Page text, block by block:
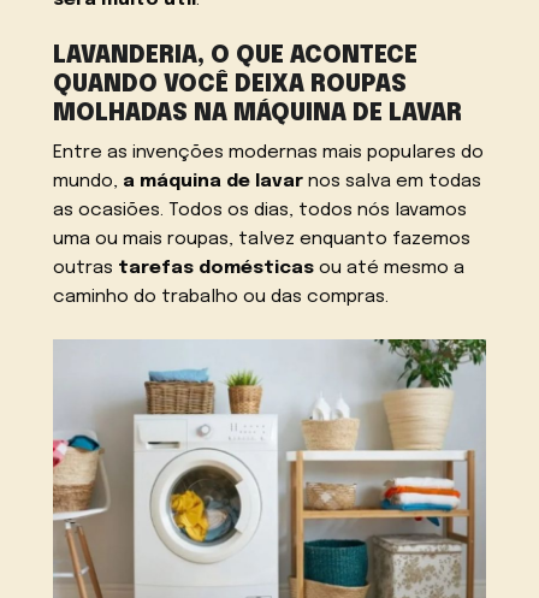
LAVANDERIA, O QUE ACONTECE
QUANDO VOCÊ DEIXA ROUPAS
MOLHADAS NA MÁQUINA DE LAVAR
Entre as invenções modernas mais populares do
mundo, a máquina de lavar nos salva em todas
as ocasiões. Todos os dias, todos nós lavamos
uma ou mais roupas, talvez enquanto fazemos
outras tarefas domésticas ou até mesmo a
caminho do trabalho ou das compras.